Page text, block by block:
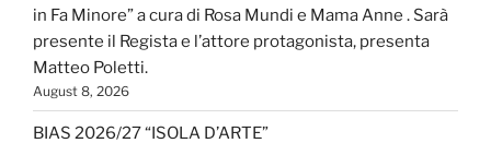
in Fa Minore” a cura di Rosa Mundi e Mama Anne . Sarà
presente il Regista e l’attore protagonista, presenta
Matteo Poletti.
August 8, 2026
BIAS 2026/27 “ISOLA D’ARTE”